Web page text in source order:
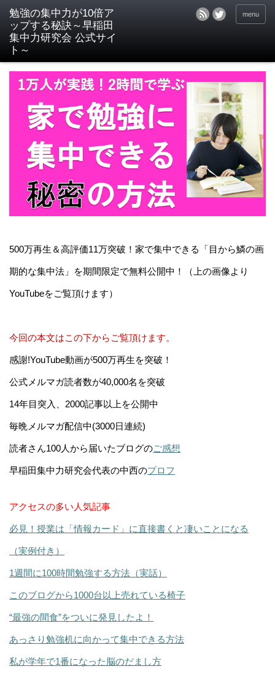
menu
500万再生＆高評価11万突破！家で集中できる「目から鱗の画
期的な集中法」を期間限定で無料公開中！（上の画像より
YouTubeをご覧頂けます）
今回の本文はこの下からご覧頂けます。
感謝!YouTube動画が500万再生を突破！
公式メルマガ読者数が40,000名を突破
14年目突入、2000記事以上を公開中
毎晩メルマガ配信中(3000日連続)
読者さん100人から届いたブログのご感想
早稲田集中力研究会代表の中西のプロフ
アクセスの多い人気記事
必見！授業は「情報カード」に直接書くと凄いことになる
（実例付き）
1週間に100時間勉強する方法（実話）
このブログから1000台以上売れている椅子
“最強の間食”をついに発見したよ！
あっさり勉強机に向かって集中できる方法
私が学年で1番になった脳のだまし方